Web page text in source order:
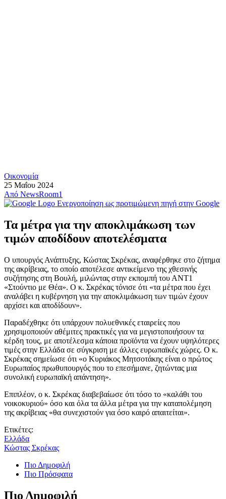
Οικονομία
25 Μαΐου 2024
Από NewsRoom1
Ενεργοποίηση ως προτιμώμενη πηγή στην Google
Τα μέτρα για την αποκλιμάκωση των
τιμών αποδίδουν αποτελέσματα
Ο υπουργός Ανάπτυξης, Κώστας Σκρέκας, αναφέρθηκε στο ζήτημα
της ακρίβειας, το οποίο αποτέλεσε αντικείμενο της χθεσινής
συζήτησης στη Βουλή, μιλώντας στην εκπομπή του ΑΝΤ1
«Στούντιο με Θέα». Ο κ. Σκρέκας τόνισε ότι «τα μέτρα που έχει
αναλάβει η κυβέρνηση για την αποκλιμάκωση των τιμών έχουν
αρχίσει και αποδίδουν».
Παραδέχθηκε ότι υπάρχουν πολυεθνικές εταιρείες που
χρησιμοποιούν αθέμιτες πρακτικές για να μεγιστοποιήσουν τα
κέρδη τους, με αποτέλεσμα κάποια προϊόντα να έχουν υψηλότερες
τιμές στην Ελλάδα σε σύγκριση με άλλες ευρωπαϊκές χώρες. Ο κ.
Σκρέκας σημείωσε ότι «ο Κυριάκος Μητσοτάκης είναι ο πρώτος
Ευρωπαίος πρωθυπουργός που το επεσήμανε, ζητώντας μια
συνολική ευρωπαϊκή απάντηση».
Επιπλέον, ο κ. Σκρέκας διαβεβαίωσε ότι τόσο το «καλάθι του
νοικοκυριού» όσο και όλα τα άλλα μέτρα για την καταπολέμηση
της ακρίβειας «θα συνεχιστούν για όσο καιρό απαιτείται».
Ετικέτες:
Ελλάδα
Κώστας Σκρέκας
Πιο Δημοφιλή
Πιο Πρόσφατα
Πιο Δημοφιλή